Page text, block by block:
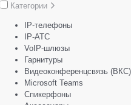
Категории
IP-телефоны
IP-АТС
VoIP-шлюзы
Гарнитуры
Видеоконференцсвязь (ВКС)
Microsoft Teams
Спикерфоны